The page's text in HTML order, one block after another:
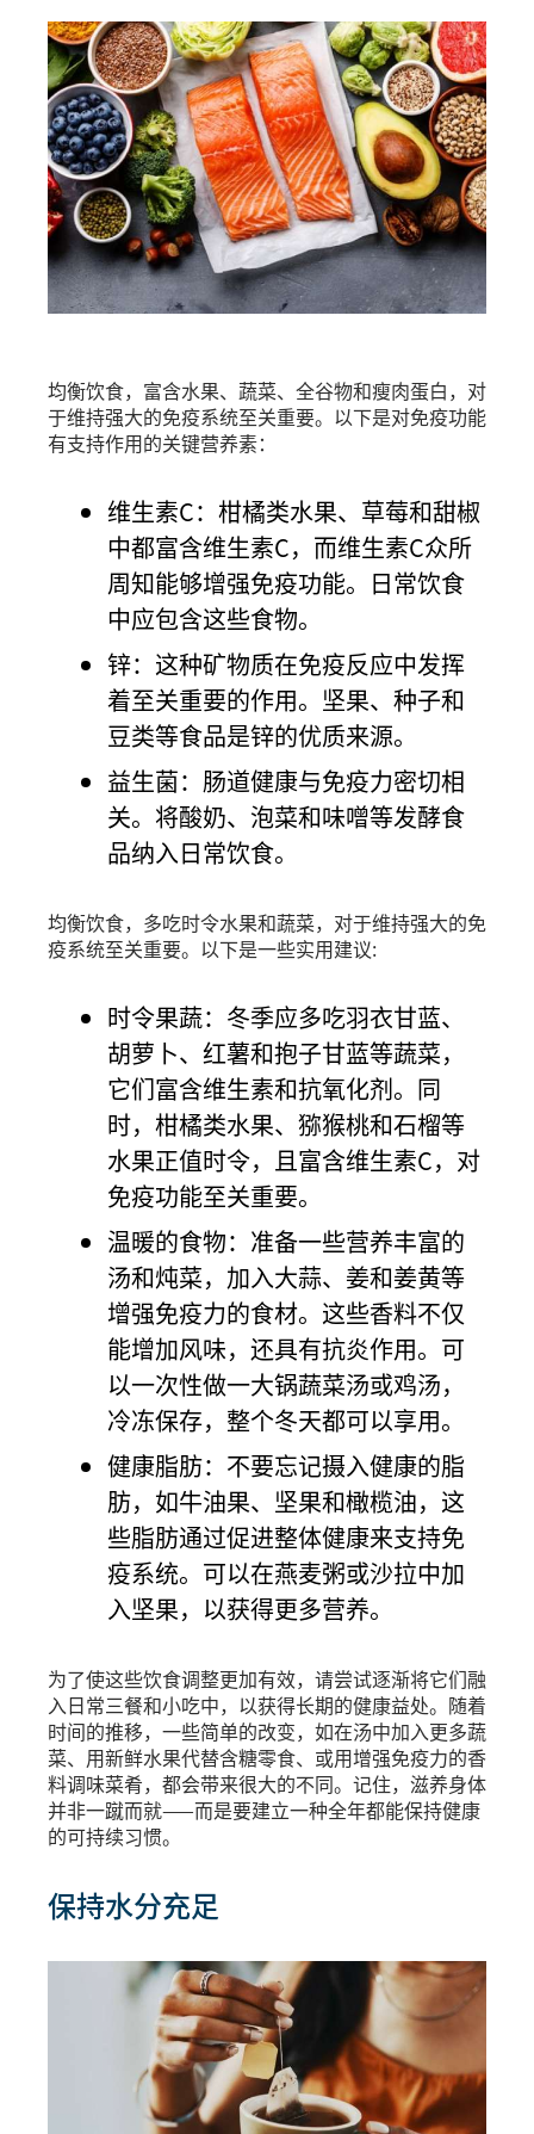
均衡饮食，富含水果、蔬菜、全谷物和瘦肉蛋白，对
于维持强大的免疫系统至关重要。以下是对免疫功能
有支持作用的关键营养素：
维生素C：柑橘类水果、草莓和甜椒
中都富含维生素C，而维生素C众所
周知能够增强免疫功能。日常饮食
中应包含这些食物。
锌：这种矿物质在免疫反应中发挥
着至关重要的作用。坚果、种子和
豆类等食品是锌的优质来源。
益生菌：肠道健康与免疫力密切相
关。将酸奶、泡菜和味噌等发酵食
品纳入日常饮食。
均衡饮食，多吃时令水果和蔬菜，对于维持强大的免
疫系统至关重要。以下是一些实用建议:
时令果蔬：冬季应多吃羽衣甘蓝、
胡萝卜、红薯和抱子甘蓝等蔬菜，
它们富含维生素和抗氧化剂。同
时，柑橘类水果、猕猴桃和石榴等
水果正值时令，且富含维生素C，对
免疫功能至关重要。
温暖的食物：准备一些营养丰富的
汤和炖菜，加入大蒜、姜和姜黄等
增强免疫力的食材。这些香料不仅
能增加风味，还具有抗炎作用。可
以一次性做一大锅蔬菜汤或鸡汤，
冷冻保存，整个冬天都可以享用。
健康脂肪：不要忘记摄入健康的脂
肪，如牛油果、坚果和橄榄油，这
些脂肪通过促进整体健康来支持免
疫系统。可以在燕麦粥或沙拉中加
入坚果，以获得更多营养。
为了使这些饮食调整更加有效，请尝试逐渐将它们融
入日常三餐和小吃中，以获得长期的健康益处。随着
时间的推移，一些简单的改变，如在汤中加入更多蔬
菜、用新鲜水果代替含糖零食、或用增强免疫力的香
料调味菜肴，都会带来很大的不同。记住，滋养身体
并非一蹴而就——而是要建立一种全年都能保持健康
的可持续习惯。
保持水分充足